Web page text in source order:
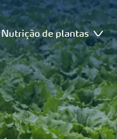
Nutrição de plantas